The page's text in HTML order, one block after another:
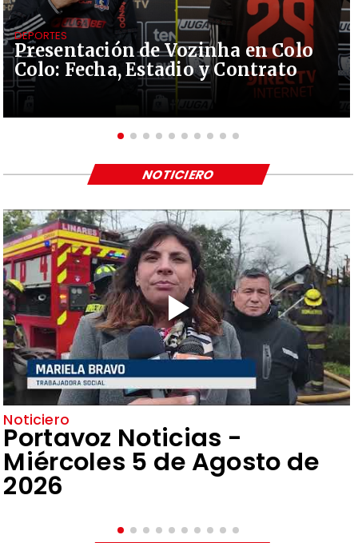
Presentación de Vozinha en Colo
Colo: Fecha, Estadio y Contrato
DEPORTES
Noticiero
Portavoz Noticias -
Miércoles 5 de Agosto de
2026
NOTICIERO